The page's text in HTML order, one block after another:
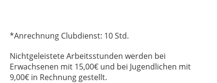
*Anrechnung Clubdienst: 10 Std.
Nichtgeleistete Arbeitsstunden werden bei
Erwachsenen mit 15,00€ und bei Jugendlichen mit
9,00€ in Rechnung gestellt.